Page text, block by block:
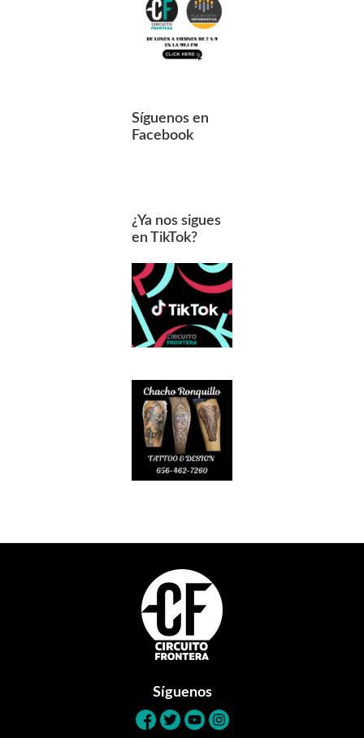
Síguenos en
Facebook
¿Ya nos sigues
en TikTok?
Síguenos